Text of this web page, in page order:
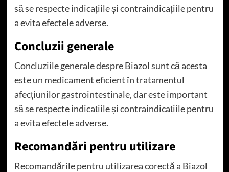
să se respecte indicațiile și contraindicațiile pentru
a evita efectele adverse.
Concluzii generale
Concluziile generale despre Biazol sunt că acesta
este un medicament eficient în tratamentul
afecțiunilor gastrointestinale, dar este important
să se respecte indicațiile și contraindicațiile pentru
a evita efectele adverse.
Recomandări pentru utilizare
Recomandările pentru utilizarea corectă a Biazol